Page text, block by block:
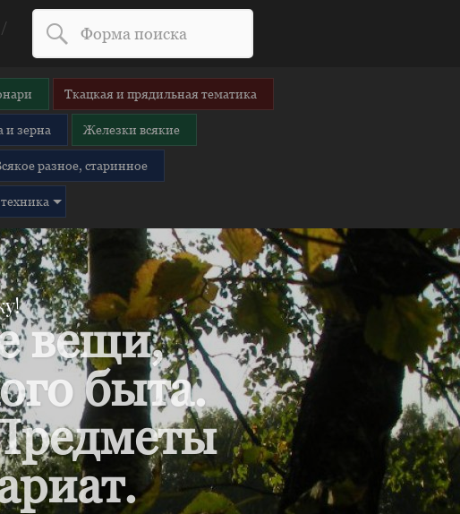
Ткацкая и прядильная тематика
и зерна Железки всякие
разное, старинное
вещи,
быта.